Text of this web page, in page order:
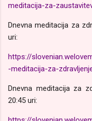
meditacija-za-
Dnevna meditacija za
uri:
https://
-meditacija-za-
Dnevna meditacija za
20:45 uri: